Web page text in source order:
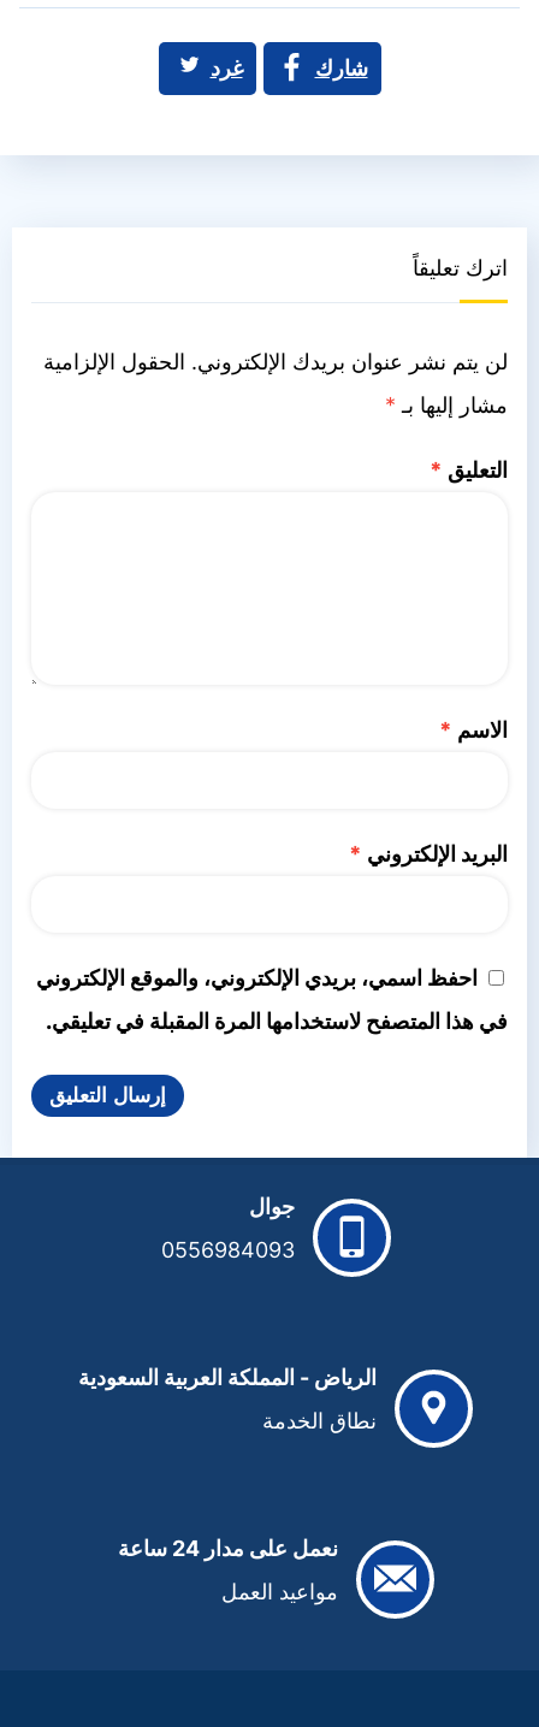
شارك غرد
اترك تعليقاً
لن يتم نشر عنوان بريدك الإلكتروني. الحقول الإلزامية
مشار إليها بـ *
التعليق *
الاسم *
البريد الإلكتروني *
احفظ اسمي، بريدي الإلكتروني، والموقع الإلكتروني
في هذا المتصفح لاستخدامها المرة المقبلة في تعليقي.
جوال
0556984093
الرياض - المملكة العربية السعودية
نطاق الخدمة
نعمل على مدار 24 ساعة
مواعيد العمل